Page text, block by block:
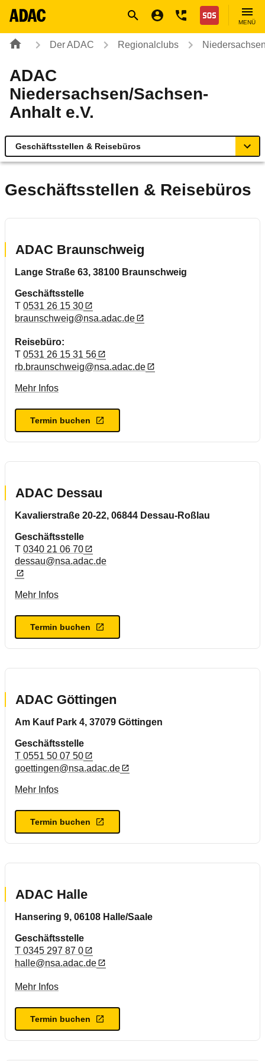
Nothilfe
MENÜ
Der ADAC Regionalclubs
ADAC
Niedersachsen/Sachsen-
Anhalt e.V.
Geschäftsstellen & Reisebüros
ADAC Filiale der Zukunft in Hannover
Geschäftsstellen & Reisebüros
ADAC Braunschweig
Lange Straße 63, 38100 Braunschweig
Geschäftsstelle
T 0531 26 15 30
braunschweig@nsa.adac.de
Reisebüro:
T 0531 26 15 31 56
rb.braunschweig@nsa.adac.de
Mehr Infos
Termin buchen
ADAC Dessau
Kavalierstraße 20-22, 06844 Dessau-Roßlau
Geschäftsstelle
T 0340 21 06 70
dessau@nsa.adac.de
Mehr Infos
Termin buchen
ADAC Göttingen
Am Kauf Park 4, 37079 Göttingen
Geschäftsstelle
T 0551 50 07 50
goettingen@nsa.adac.de
Mehr Infos
Termin buchen
ADAC Halle
Hansering 9, 06108 Halle/Saale
Geschäftsstelle
T 0345 297 87 0
halle@nsa.adac.de
Mehr Infos
Termin buchen